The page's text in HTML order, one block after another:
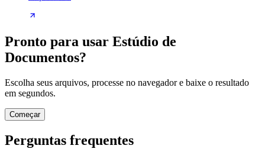
Pronto para usar Estúdio de
Documentos?
Escolha seus arquivos, processe no navegador e baixe o resultado
em segundos.
Começar
Perguntas frequentes